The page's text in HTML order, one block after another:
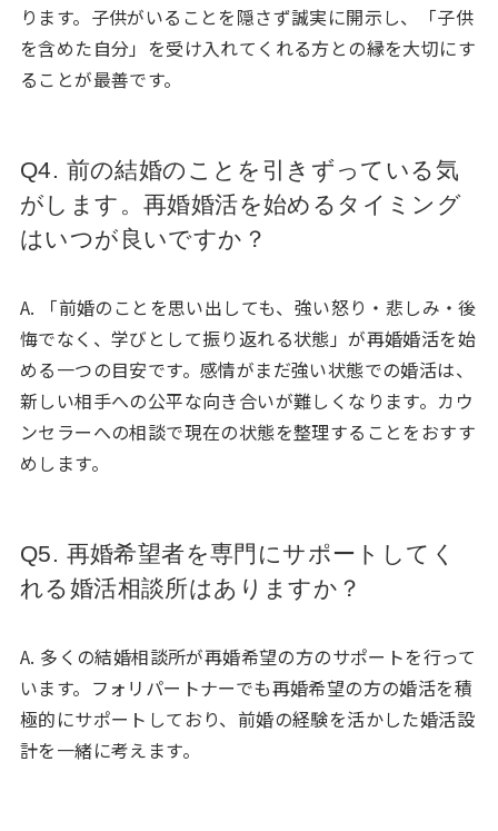
ります。子供がいることを隠さず誠実に開示し、「子供
を含めた自分」を受け入れてくれる方との縁を大切にす
ることが最善です。
Q4. 前の結婚のことを引きずっている気
がします。再婚婚活を始めるタイミング
はいつが良いですか？
A. 「前婚のことを思い出しても、強い怒り・悲しみ・後
悔でなく、学びとして振り返れる状態」が再婚婚活を始
める一つの目安です。感情がまだ強い状態での婚活は、
新しい相手への公平な向き合いが難しくなります。カウ
ンセラーへの相談で現在の状態を整理することをおすす
めします。
Q5. 再婚希望者を専門にサポートしてく
れる婚活相談所はありますか？
A. 多くの結婚相談所が再婚希望の方のサポートを行って
います。フォリパートナーでも再婚希望の方の婚活を積
極的にサポートしており、前婚の経験を活かした婚活設
計を一緒に考えます。